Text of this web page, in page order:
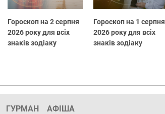
Гороскоп на 2 серпня
2026 року для всіх
знаків зодіаку
Гороскоп на 1 серпня
2026 року для всіх
знаків зодіаку
ГУРМАН АФІША